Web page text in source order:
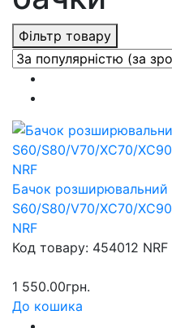
Фільтр товару
Бачок розширювальний
S60/S80/V70/XC70/
NRF
Код товару: 454012 NRF
1 550.00грн.
До кошика